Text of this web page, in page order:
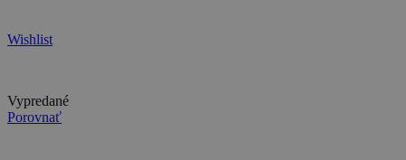
Wishlist
Vypredané
Porovnať